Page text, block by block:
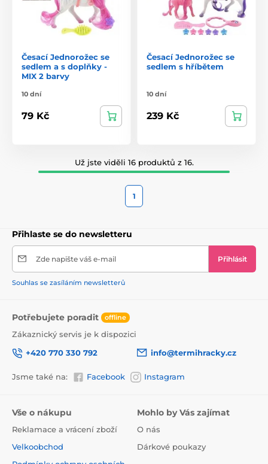
Česací Jednorožec se
sedlem a s doplňky -
MIX 2 barvy
10 dní
79 Kč
Česací Jednorožec se
sedlem s hříbětem
10 dní
239 Kč
Už jste viděli 16 produktů z 16.
1
Přihlaste se do newsletteru
Zde napište váš e-mail Přihlásit
Souhlas se zasíláním newsletterů
Potřebujete poradit offline
Zákaznický servis je k dispozici
+420 770 330 792
info@termihracky.cz
Jsme také na: Facebook Instagram
Vše o nákupu
Reklamace a vrácení zboží
Velkoobchod
Mohlo by Vás zajímat
O nás
Dárkové poukazy